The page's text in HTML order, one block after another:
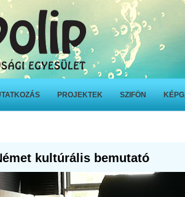
PROJEKTEK SZIFÖN
kultúrális bemutató